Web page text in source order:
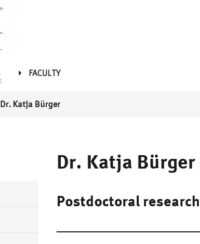
FACULTY
Dr. Katja Bürger
Dr. Katja Bürger
Postdoctoral